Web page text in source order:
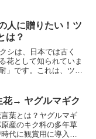
ることから、インテリ
人に贈りたい！ツ
は？
シは、日本では古く
花として知られていま
」です。これは、ツク
め、3月6日生まれの
、忍耐強く努力を重ね
しょう。
花→ ヤグルマギク
葉とは？ ヤグルマギ
産のキク科の多年草
代に観賞用に導入さ